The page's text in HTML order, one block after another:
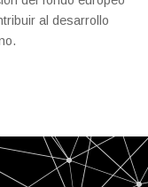
al desarrollo